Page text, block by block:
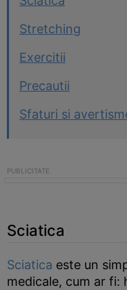
Stretching
Exercitii
Precautii
Sfaturi si
Sciatica
Sciatica este un
medicale, cum ar fi: